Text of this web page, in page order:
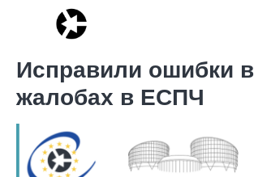
Исправили ошибки в
жалобах в ЕСПЧ